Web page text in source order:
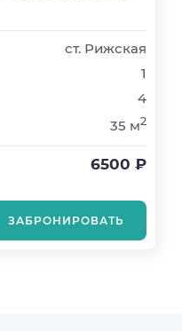
ст. Рижская
1
4
35 м2
6500 ₽
ЗАБРОНИРОВАТЬ